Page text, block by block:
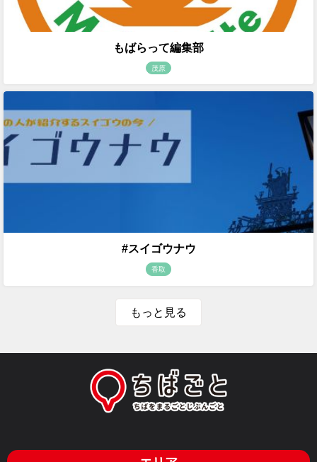
もばらって編集部
茂原
#スイゴウナウ
香取
もっと見る